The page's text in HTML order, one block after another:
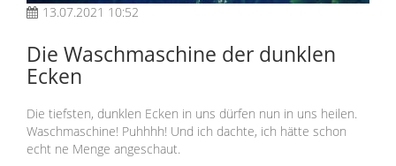
13.07.2021 10:52
Die Waschmaschine der dunklen
Ecken
Die tiefsten, dunklen Ecken in uns dürfen nun in uns heilen.
Waschmaschine! Puhhhh! Und ich dachte, ich hätte schon
echt ne Menge angeschaut.